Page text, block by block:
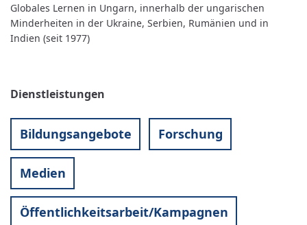
Globales Lernen in Ungarn, innerhalb der ungarischen
Minderheiten in der Ukraine, Serbien, Rumänien und in
Indien (seit 1977)
Dienstleistungen
Bildungsangebote Forschung
Medien
Öffentlichkeitsarbeit/Kampagnen